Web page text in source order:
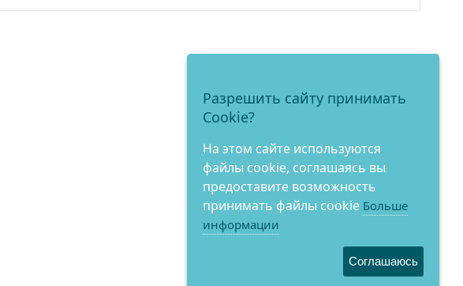
Разрешить сайту принимать
Cookie?
На этом сайте используются
файлы cookie, соглашаясь вы
предоставите возможность
принимать файлы cookie Больше
информации
Соглашаюсь